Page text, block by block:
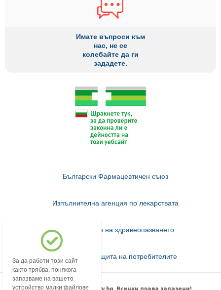
Имате въпроси към
нас, не се
колебайте да ги
зададете.
Български Фармацевтичен съюз
Изпълнителна агенция по лекарствата
Министерство на здравеопазването
Комисия за защита на потребителите
© 2018-2026 mypharmacy.bg. Всички права запазени!
За да работи този сайт
както трябва, понякога
запазваме на вашето
устройство малки файлове